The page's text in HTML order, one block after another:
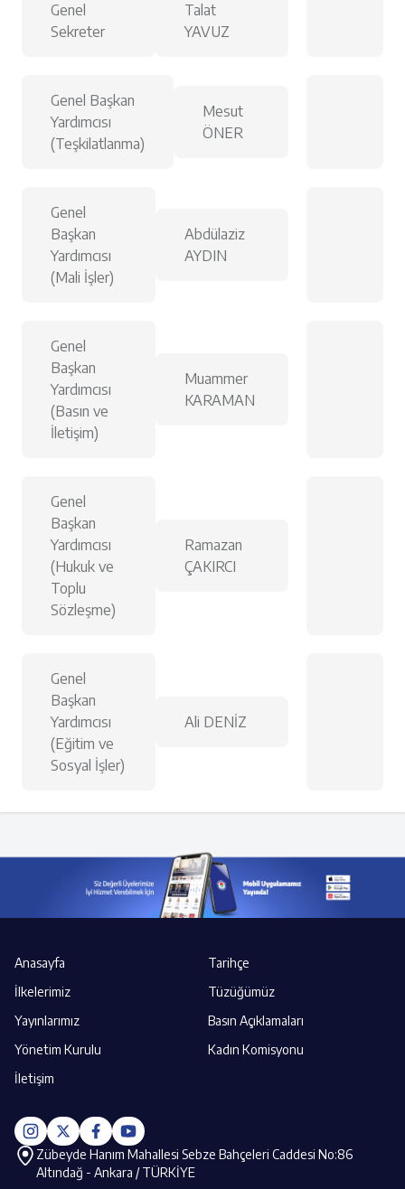
Genel
Sekreter
Talat
YAVUZ
Genel Başkan
Yardımcısı
(Teşkilatlanma)
Mesut
ÖNER
Genel
Başkan
Yardımcısı
(Mali İşler)
Abdülaziz
AYDIN
Genel
Başkan
Yardımcısı
(Basın ve
İletişim)
Muammer
KARAMAN
Genel
Başkan
Yardımcısı
(Hukuk ve
Toplu
Sözleşme)
Ramazan
ÇAKIRCI
Genel
Başkan
Yardımcısı
(Eğitim ve
Sosyal İşler)
Ali DENİZ
Anasayfa
Tarihçe
İlkelerimiz
Tüzüğümüz
Yayınlarımız
Basın Açıklamaları
Yönetim Kurulu
Kadın Komisyonu
İletişim
Zübeyde Hanım Mahallesi Sebze Bahçeleri Caddesi No:86
Altındağ - Ankara / TÜRKİYE